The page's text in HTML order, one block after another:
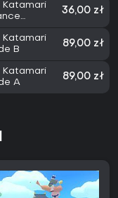
Katamari
36,00 zł
Katamari
B
89,00 zł
Katamari
A
89,00 zł